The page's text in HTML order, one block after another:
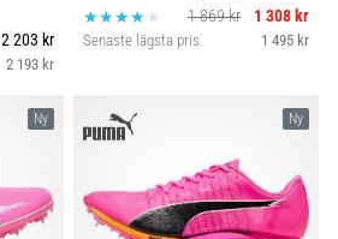
2 203 kr
2 193 kr
1 869 kr
1 308 kr
Senaste lägsta pris 1 495 kr
Ny Ny